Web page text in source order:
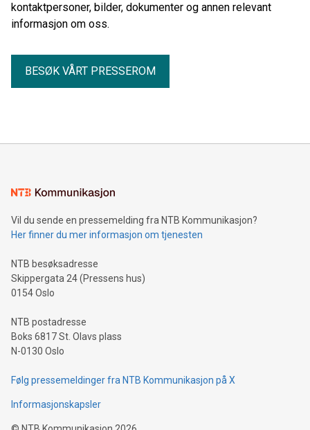
kontaktpersoner, bilder, dokumenter og annen relevant
informasjon om oss.
BESØK VÅRT PRESSEROM
Vil du sende en pressemelding fra NTB Kommunikasjon?
Her finner du mer informasjon om tjenesten
NTB besøksadresse
Skippergata 24 (Pressens hus)
0154 Oslo
NTB postadresse
Boks 6817 St. Olavs plass
N-0130 Oslo
Følg pressemeldinger fra NTB Kommunikasjon på X
Informasjonskapsler